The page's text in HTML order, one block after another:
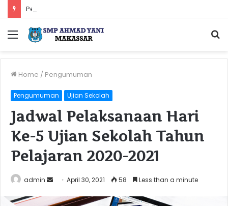
Menu
Home / Pengumuman
Pengumuman Ujian Sekolah
Jadwal Pelaksanaan Hari
Ke-5 Ujian Sekolah Tahun
Pelajaran 2020-2021
admin
Send
email
April 30, 2021 58 Less than a minute